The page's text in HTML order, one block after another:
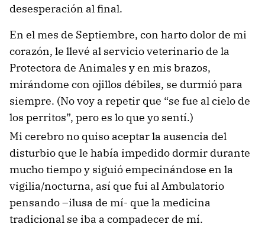
desesperación al final.
En el mes de Septiembre, con harto dolor de mi
corazón, le llevé al servicio veterinario de la
Protectora de Animales y en mis brazos,
mirándome con ojillos débiles, se durmió para
siempre. (No voy a repetir que “se fue al cielo de
los perritos”, pero es lo que yo sentí.)
Mi cerebro no quiso aceptar la ausencia del
disturbio que le había impedido dormir durante
mucho tiempo y siguió empecinándose en la
vigilia/nocturna, así que fui al Ambulatorio
pensando –ilusa de mí- que la medicina
tradicional se iba a compadecer de mí.